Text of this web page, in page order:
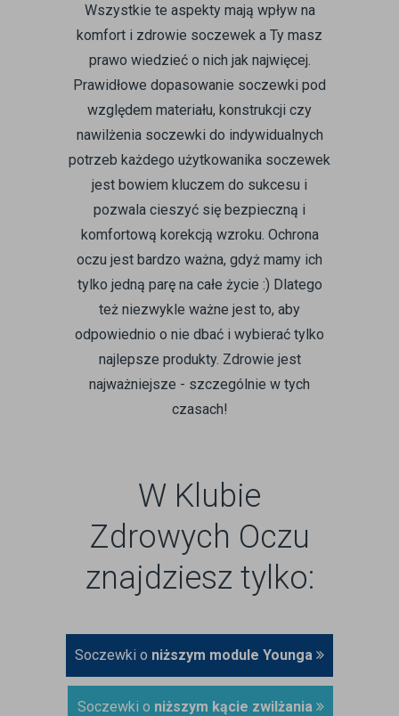
Wszystkie te aspekty mają wpływ na
komfort i zdrowie soczewek a Ty masz
prawo wiedzieć o nich jak najwięcej.
Prawidłowe dopasowanie soczewki pod
względem materiału, konstrukcji czy
nawilżenia soczewki do indywidualnych
potrzeb każdego użytkowanika soczewek
jest bowiem kluczem do sukcesu i
pozwala cieszyć się bezpieczną i
komfortową korekcją wzroku. Ochrona
oczu jest bardzo ważna, gdyż mamy ich
tylko jedną parę na całe życie :) Dlatego
też niezwykle ważne jest to, aby
odpowiednio o nie dbać i wybierać tylko
najlepsze produkty. Zdrowie jest
najważniejsze - szczególnie w tych
czasach!
W Klubie
Zdrowych Oczu
znajdziesz tylko:
Soczewki o niższym module Younga
Soczewki o niższym kącie zwilżania